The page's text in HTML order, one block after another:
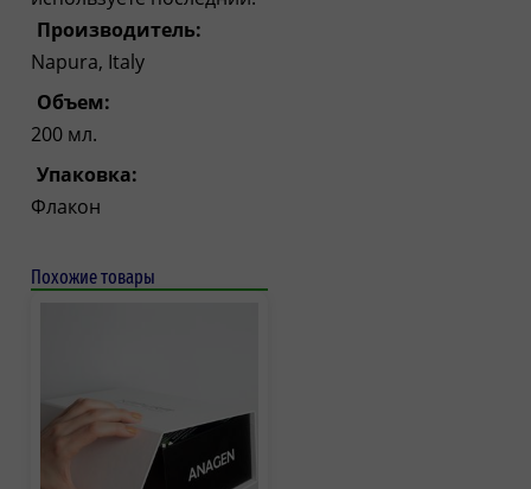
Производитель:
Napura, Italy
Объем:
200 мл.
Упаковка:
Флакон
Похожие товары